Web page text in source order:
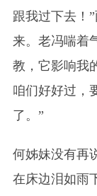
跟我过下去！
来。老冯喘着
教，它影响我
咱们好好过
了。”
何姊妹没有再
在床边泪如雨